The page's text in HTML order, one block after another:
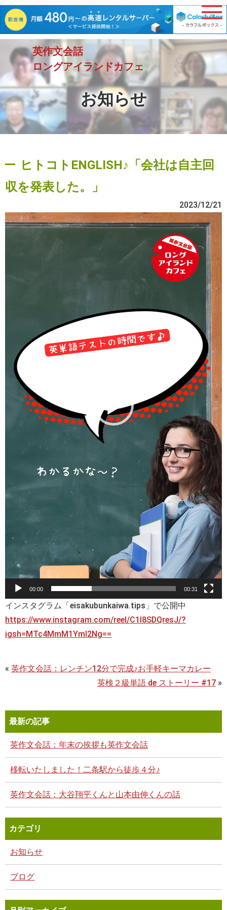
英作文会話
ロングアイランドカフェ
お知らせ
ヒトコトENGLISH♪「会社は自主回
収を発表した。」
2023/12/21
動
00:00 00:31
インスタグラム「eisakubunkaiwa.tips」で公開中
https://www.instagram.com/reel/C1I8SDQresJ/?
igsh=MTc4MmM1YmI2Ng==
« 英作文会話：レンチン12分で完成♪お手軽キーマカレー
英検２級単語 de ストーリー #17 »
最新の記事
英作文会話：年末の挨拶も英作文会話
移転いたしました！二条駅から徒歩４分♪
英作文会話：大谷翔平くんと山本由伸くんの話
カテゴリ
お知らせ
ブログ